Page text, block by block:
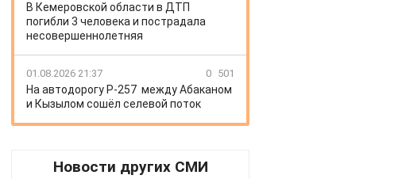
В Кемеровской области в ДТП
погибли 3 человека и пострадала
несовершеннолетняя
01.08.2026 21:37 0 501
На автодорогу Р-257 между Абаканом
и Кызылом сошёл селевой поток
Новости других СМИ